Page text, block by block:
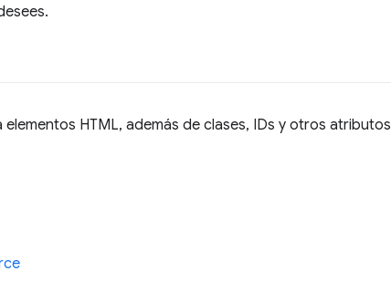
HTML, además de clases, IDs y otros atributos